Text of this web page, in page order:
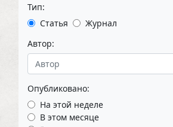
Тип:
Статья
Журнал
Автор:
Опубликовано:
На этой неделе
В этом месяце